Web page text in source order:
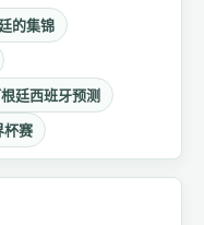
的集锦
廷西班牙预测
杯赛